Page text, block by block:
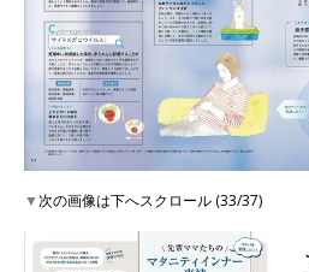
▼次の画像は下へスクロール (33/37)